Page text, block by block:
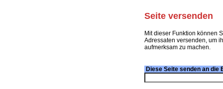
Seite versenden
Mit dieser Funktion können
Adressaten versenden, um
aufmerksam zu machen.
Diese Seite senden an die